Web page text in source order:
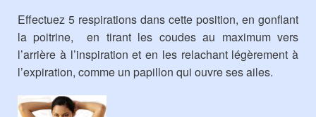
Effectuez 5 respirations dans cette position, en gonflant
la poitrine, en tirant les coudes au maximum vers
l’arrière à l’inspiration et en les relachant légèrement à
l’expiration, comme un papillon qui ouvre ses ailes.